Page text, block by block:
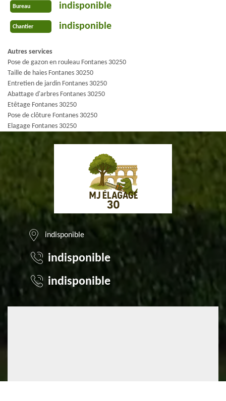
Bureau indisponible
Chantier indisponible
Autres services
Pose de gazon en rouleau Fontanes 30250
Taille de haies Fontanes 30250
Entretien de jardin Fontanes 30250
Abattage d'arbres Fontanes 30250
Etêtage Fontanes 30250
Pose de clôture Fontanes 30250
Elagage Fontanes 30250
indisponible
indisponible
indisponible